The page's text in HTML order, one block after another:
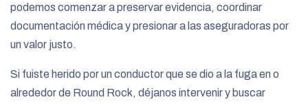
podemos comenzar a preservar evidencia, coordinar
documentación médica y presionar a las aseguradoras por
un valor justo.
Si fuiste herido por un conductor que se dio a la fuga en o
alrededor de Round Rock, déjanos intervenir y buscar